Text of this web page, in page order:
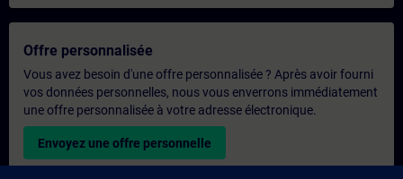
Offre personnalisée
Vous avez besoin d'une offre personnalisée ? Après avoir fourni
vos données personnelles, nous vous enverrons immédiatement
une offre personnalisée à votre adresse électronique.
Envoyez une offre personnelle